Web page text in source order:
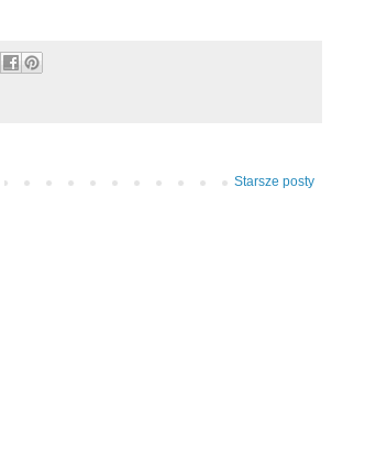
Starsze posty